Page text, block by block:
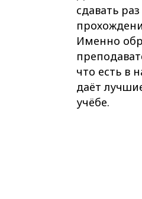
сдавать
Именно
что есть в
даёт
учёбе.